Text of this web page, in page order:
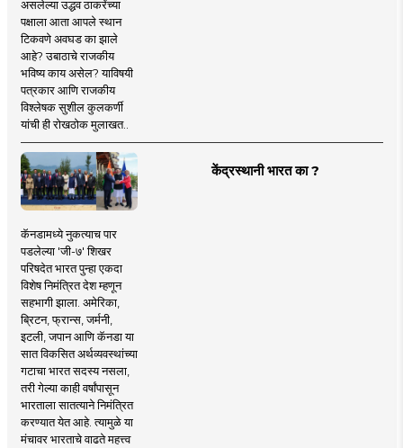
असलेल्या उद्धव ठाकरेंच्या
पक्षाला आता आपले स्थान
टिकवणे अवघड का झाले
आहे? उबाठाचे राजकीय
भविष्य काय असेल? याविषयी
पत्रकार आणि राजकीय
विश्लेषक सुशील कुलकर्णी
यांची ही रोखठोक मुलाखत..
केंद्रस्थानी भारत का ?
कॅनडामध्ये नुकत्याच पार
पडलेल्या 'जी-७' शिखर
परिषदेत भारत पुन्हा एकदा
विशेष निमंत्रित देश म्हणून
सहभागी झाला. अमेरिका,
ब्रिटन, फ्रान्स, जर्मनी,
इटली, जपान आणि कॅनडा या
सात विकसित अर्थव्यवस्थांच्या
गटाचा भारत सदस्य नसला,
तरी गेल्या काही वर्षांपासून
भारताला सातत्याने निमंत्रित
करण्यात येत आहे. त्यामुळे या
मंचावर भारताचे वाढते महत्त्व